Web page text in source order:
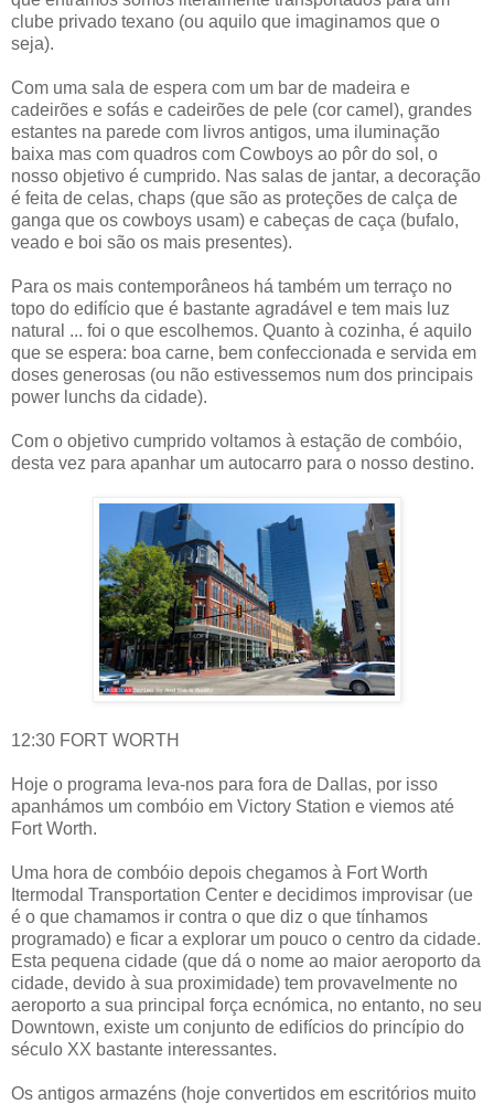
clube privado texano (ou aquilo que imaginamos que o
seja).
Com uma sala de espera com um bar de madeira e
cadeirões e sofás e cadeirões de pele (cor camel), grandes
estantes na parede com livros antigos, uma iluminação
baixa mas com quadros com Cowboys ao pôr do sol, o
nosso objetivo é cumprido. Nas salas de jantar, a decoração
é feita de celas, chaps (que são as proteções de calça de
ganga que os cowboys usam) e cabeças de caça (bufalo,
veado e boi são os mais presentes).
Para os mais contemporâneos há também um terraço no
topo do edifício que é bastante agradável e tem mais luz
natural ... foi o que escolhemos. Quanto à cozinha, é aquilo
que se espera: boa carne, bem confeccionada e servida em
doses generosas (ou não estivessemos num dos principais
power lunchs da cidade).
Com o objetivo cumprido voltamos à estação de combóio,
desta vez para apanhar um autocarro para o nosso destino.
12:30 FORT WORTH
Hoje o programa leva-nos para fora de Dallas, por isso
apanhámos um combóio em Victory Station e viemos até
Fort Worth.
Uma hora de combóio depois chegamos à Fort Worth
Itermodal Transportation Center e decidimos improvisar (ue
é o que chamamos ir contra o que diz o que tínhamos
programado) e ficar a explorar um pouco o centro da cidade.
Esta pequena cidade (que dá o nome ao maior aeroporto da
cidade, devido à sua proximidade) tem provavelmente no
aeroporto a sua principal força ecnómica, no entanto, no seu
Downtown, existe um conjunto de edifícios do princípio do
século XX bastante interessantes.
Os antigos armazéns (hoje convertidos em escritórios muito